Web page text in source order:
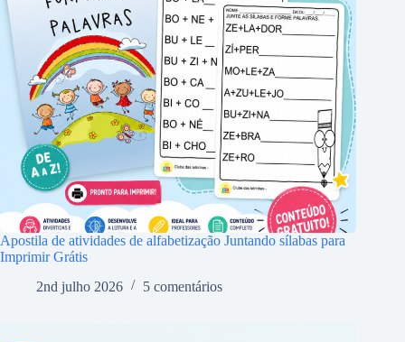
Apostila de atividades de alfabetização Juntando sílabas para
Imprimir Grátis
2nd julho 2026
5 comentários